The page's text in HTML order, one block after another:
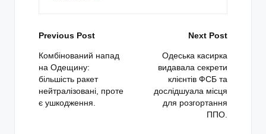
Post
navigation
Previous Post
Комбінований напад
на Одещину:
більшість ракет
нейтралізовані, проте
є ушкодження.
Next Post
Одеська касирка
видавала секрети
клієнтів ФСБ та
дослідшуала місця
для розгортання
ППО.